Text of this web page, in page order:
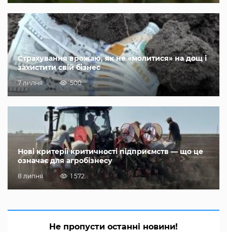
Страхування врожаю, як не «молитися» на дощ і
захистити свій бізнес
7 липня 500
Нові критерії критичності підприємств — що це
означає для агробізнесу
8 липня 1 572
Не пропусти останні новини!